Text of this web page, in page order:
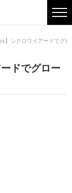
】シクロワイアードでグ
ドでグロー